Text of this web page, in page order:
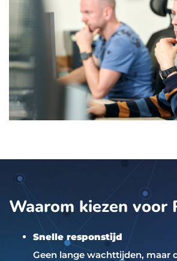
Waarom kiezen voor
Snelle responstijd
Geen lange wachttijden, maar